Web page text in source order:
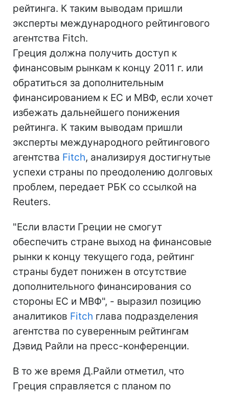
рейтинга. К таким выводам пришли
эксперты международного рейтингового
агентства Fitch.
Греция должна получить доступ к
финансовым рынкам к концу 2011 г. или
обратиться за дополнительным
финансированием к ЕС и МВФ, если хочет
избежать дальнейшего понижения
рейтинга. К таким выводам пришли
эксперты международного рейтингового
агентства Fitch, анализируя достигнутые
успехи страны по преодолению долговых
проблем, передает РБК со ссылкой на
Reuters.
"Если власти Греции не смогут
обеспечить стране выход на финансовые
рынки к концу текущего года, рейтинг
страны будет понижен в отсутствие
дополнительного финансирования со
стороны ЕС и МВФ", - выразил позицию
аналитиков Fitch глава подразделения
агентства по суверенным рейтингам
Дэвид Райли на пресс-конференции.
В то же время Д.Райли отметил, что
Греция справляется с планом по